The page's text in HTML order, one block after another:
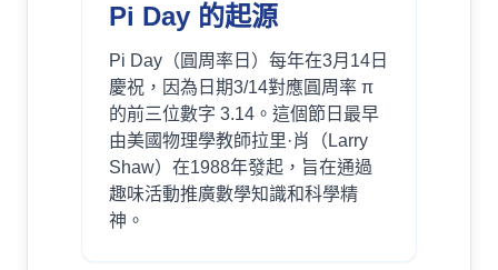
Pi Day 的起源
Pi Day（圓周率日）每年在3月14日
慶祝，因為日期3/14對應圓周率 π
的前三位數字 3.14。這個節日最早
由美國物理學教師拉里·肖（Larry
Shaw）在1988年發起，旨在通過
趣味活動推廣數學知識和科學精
神。